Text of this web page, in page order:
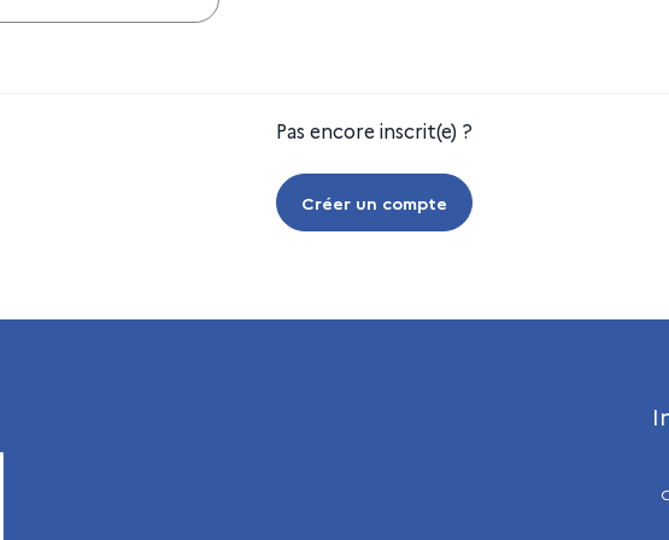
Pas encore inscrit(e) ?
Créer un compte